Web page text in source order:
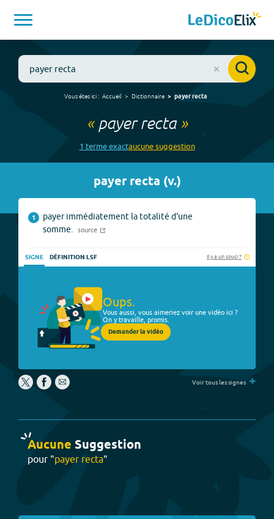
Vous êtes ici : Accueil Dictionnaire payer recta
« payer recta»
1 termeexactaucunesuggestion
payer recta (v.)
1
payer immédiatement la totalité d'une
somme.
source
SIGNE DÉFINITION LSF Il y a un souci ?
Oups.
Vous aussi, vous aimeriez voir une vidéo ici ?
On y travaille, promis.
Demander la vidéo
Voir tous les signes +
Aucune Suggestion
pour "payer recta"